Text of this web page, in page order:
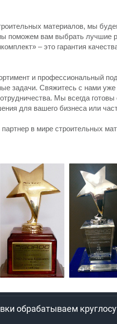
материалов, мы
поможем вам выбрать лучшие
– это гарантия
и профессиональный
задачи. Свяжитесь с нами уже
Мы всегда готовы
для вашего бизнеса или
в мире строительных
обрабатываем